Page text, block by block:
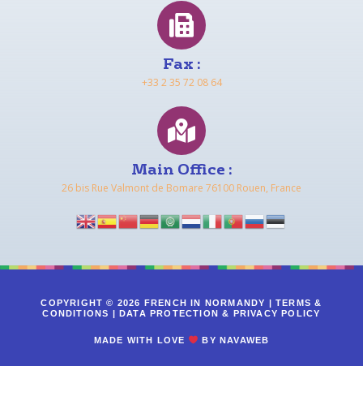
Fax :
+33 2 35 72 08 64
Main Office :
26 bis Rue Valmont de Bomare 76100 Rouen, France
COPYRIGHT © 2026 FRENCH IN NORMANDY |TERMS &
CONDITIONS |DATA PROTECTION & PRIVACY POLICY
MADE WITH LOVE BY NAVAWEB